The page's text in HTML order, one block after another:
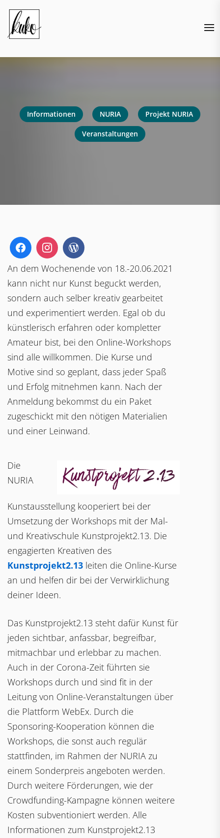
content
Informationen NURIA Projekt NURIA
Veranstaltungen
An dem Wochenende von 18.-20.06.2021
kann nicht nur Kunst beguckt werden,
sondern auch selber kreativ gearbeitet
und experimentiert werden. Egal ob du
künstlerisch erfahren oder kompletter
Amateur bist, bei den Online-Workshops
sind alle willkommen. Die Kurse und
Motive sind so geplant, dass jeder Spaß
und Erfolg mitnehmen kann. Nach der
Anmeldung bekommst du ein Paket
zugeschickt mit den nötigen Materialien
und einer Leinwand.
Die
NURIA
Kunstausstellung kooperiert bei der
Umsetzung der Workshops mit der Mal-
und Kreativschule Kunstprojekt2.13. Die
engagierten Kreativen des
Kunstprojekt2.13 leiten die Online-Kurse
an und helfen dir bei der Verwirklichung
deiner Ideen.
Das Kunstprojekt2.13 steht dafür Kunst für
jeden sichtbar, anfassbar, begreifbar,
mitmachbar und erlebbar zu machen.
Auch in der Corona-Zeit führten sie
Workshops durch und sind fit in der
Leitung von Online-Veranstaltungen über
die Plattform WebEx. Durch die
Sponsoring-Kooperation können die
Workshops, die sonst auch regulär
stattfinden, im Rahmen der NURIA zu
einem Sonderpreis angeboten werden.
Durch weitere Förderungen, wie der
Crowdfunding-Kampagne können weitere
Kosten subventioniert werden. Alle
Informationen zum Kunstprojekt2.13